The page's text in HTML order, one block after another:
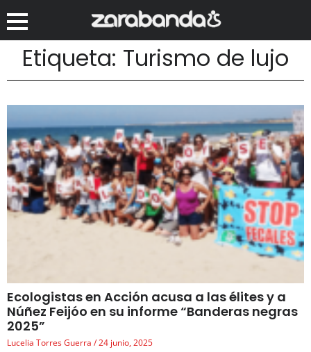
Etiqueta: Turismo de lujo
Ecologistas en Acción acusa a las élites y a
Núñez Feijóo en su informe “Banderas negras
2025”
Lucelia Torres Guerra 24 junio, 2025